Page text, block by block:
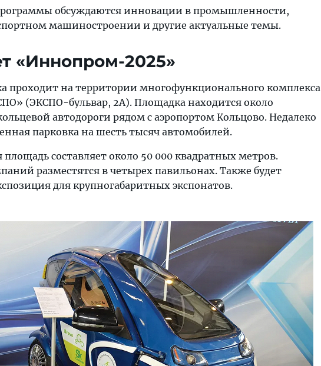
обсуждаются инновации в промышленности,
машиностроении и другие актуальные темы.
«Иннопром-2025»
проходит на территории многофункционального комплекса
(ЭКСПО-бульвар, 2А). Площадка находится около
автодороги рядом с аэропортом Кольцово. Недалеко
парковка на шесть тысяч автомобилей.
составляет около 50 000 квадратных метров.
разместятся в четырех павильонах. Также будет
для крупногабаритных экспонатов.